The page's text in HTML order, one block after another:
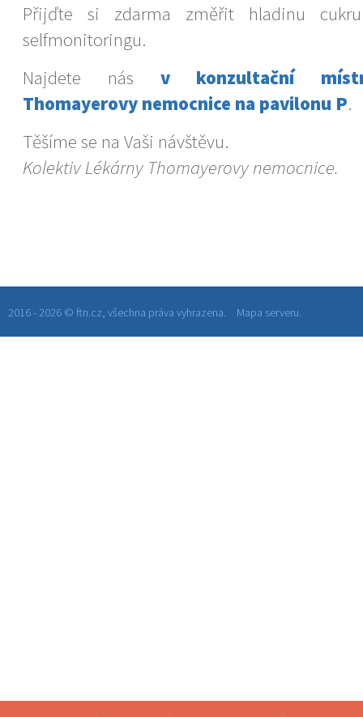
Přijďte si zdarma změřit hladinu
selfmonitoringu.
Najdete nás v konzultační
Thomayerovy nemocnice na pavilonu P.
Těšíme se na Vaši návštěvu.
Kolektiv Lékárny Thomayerovy nemocnice.
2016 - 2026 © ftn.cz, všechna práva vyhrazena. Mapa serveru.